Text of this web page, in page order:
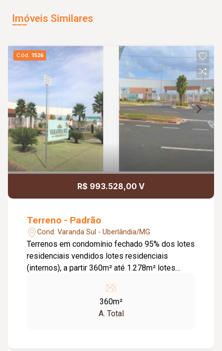
Imóveis Similares
Cód. 1526
R$ 993.528,00 V
Terreno - Padrão
Cond. Varanda Sul - Uberlândia/MG
Terrenos em condomínio fechado 95% dos lotes
residenciais vendidos lotes residenciais
(internos), a partir 360m² até 1.278m² lotes
Mesmo valor do condomínio para todos os
lotes, independentes do tamanho média de
360m²
A. Total